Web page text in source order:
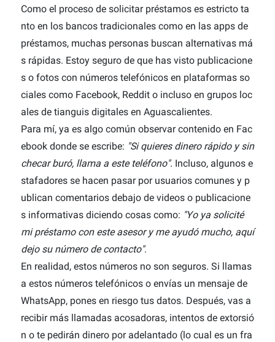
Como el proceso de solicitar préstamos es estricto ta
nto en los bancos tradicionales como en las apps de
préstamos, muchas personas buscan alternativas má
s rápidas. Estoy seguro de que has visto publicacione
s o fotos con números telefónicos en plataformas so
ciales como Facebook, Reddit o incluso en grupos loc
ales de tianguis digitales en Aguascalientes.
Para mí, ya es algo común observar contenido en Fac
ebook donde se escribe: "Si quieres dinero rápido y sin
checar buró, llama a este teléfono". Incluso, algunos e
stafadores se hacen pasar por usuarios comunes y p
ublican comentarios debajo de videos o publicacione
s informativas diciendo cosas como: "Yo ya solicité
mi préstamo con este asesor y me ayudó mucho, aquí
dejo su número de contacto".
En realidad, estos números no son seguros. Si llamas
a estos números telefónicos o envías un mensaje de
WhatsApp, pones en riesgo tus datos. Después, vas a
recibir más llamadas acosadoras, intentos de extorsió
n o te pedirán dinero por adelantado (lo cual es un fra